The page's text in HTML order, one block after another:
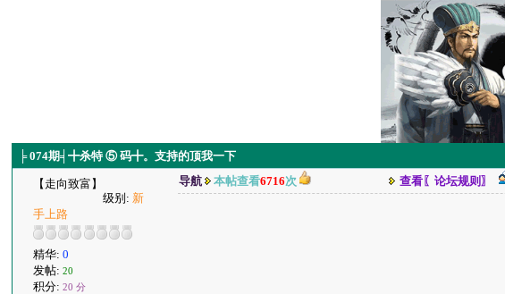
╞ 074期╡╋杀特 ⑤ 码╋。支持的顶我一下
【走向致富】
级别: 新
手上路
精华:0
发帖:20
积分:20 分
导航 本帖查看6716次 查看〖论坛规则〗